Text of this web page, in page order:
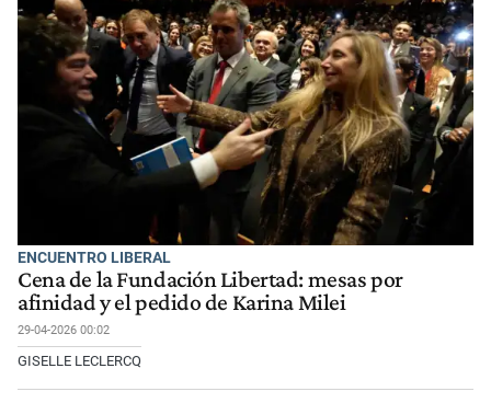
ENCUENTRO LIBERAL
Cena de la Fundación Libertad: mesas por
afinidad y el pedido de Karina Milei
29-04-2026 00:02
GISELLE LECLERCQ